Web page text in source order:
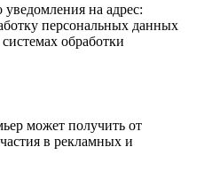
на адрес:
персональных данных
обработки
может получить от
в рекламных и